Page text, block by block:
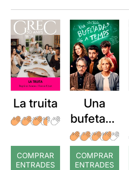
La truita
COMPRAR
ENTRADES
Una
bufetada
a temps
COMPRAR
ENTRADES